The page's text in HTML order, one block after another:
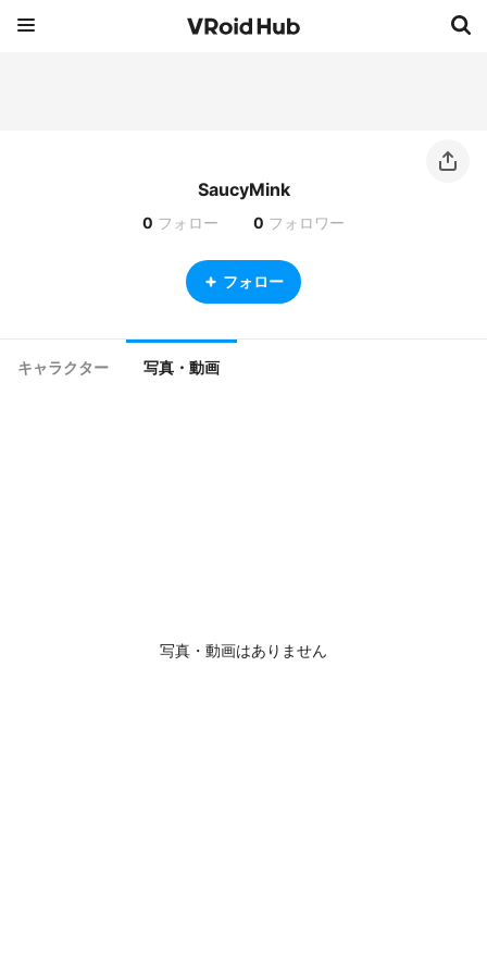
SaucyMink
0 フォロー 0 フォロワー
フォロー
キャラクター 写真・動画
写真・動画はありません